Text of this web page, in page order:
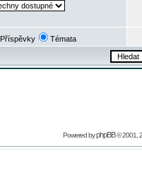
Příspěvky Témata
Powered byphpBB© 2001,